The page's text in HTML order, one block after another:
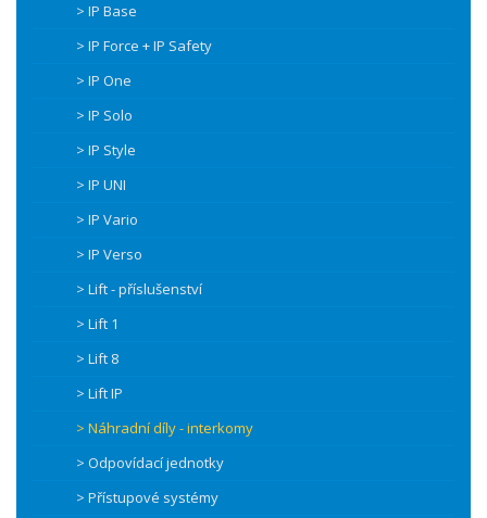
> IP Base
> IP Force + IP Safety
> IP One
> IP Solo
> IP Style
> IP UNI
> IP Vario
> IP Verso
> Lift - příslušenství
> Lift 1
> Lift 8
> Lift IP
> Náhradní díly - interkomy
> Odpovídací jednotky
> Přístupové systémy